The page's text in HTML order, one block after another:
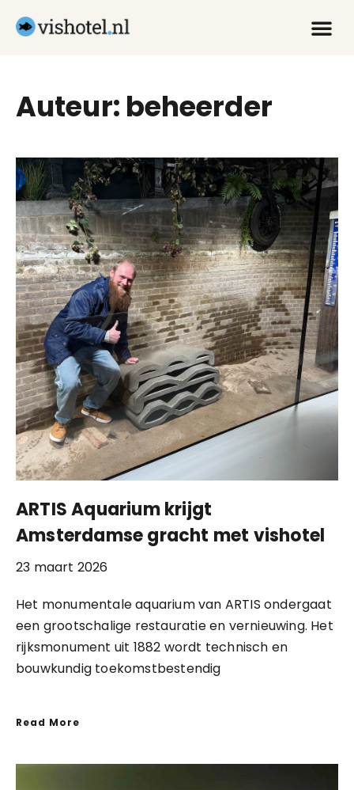
Auteur: beheerder
ARTIS Aquarium krijgt
Amsterdamse gracht met vishotel
23 maart 2026
Het monumentale aquarium van ARTIS ondergaat
een grootschalige restauratie en vernieuwing. Het
rijksmonument uit 1882 wordt technisch en
bouwkundig toekomstbestendig
Read More